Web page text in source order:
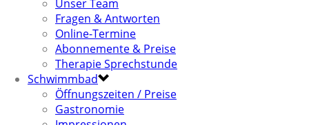
Unser Team
Fragen & Antworten
Online-Termine
Abonnemente & Preise
Therapie Sprechstunde
Schwimmbad
Öffnungszeiten / Preise
Gastronomie